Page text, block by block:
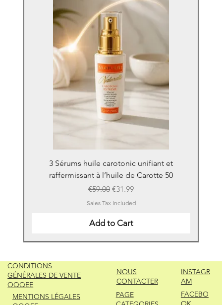
3 Sérums huile carotonic unifiant et
raffermissant à l’huile de Carotte 50
Regular Price
€59.00 Sale Price
€31.99
Sales Tax Included
Add to Cart
INSTAGR
AM
FACEBO
NOUS
CONTACTER
PAGE
CONDITIONS
GÉNÉRALES DE VENTE
OQQEE
MENTIONS LÉGALES